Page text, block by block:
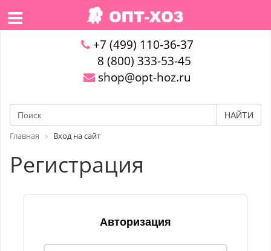
+7 (499) 110-36-37
8 (800) 333-53-45
shop@opt-hoz.ru
НАЙТИ
Главная Вход на сайт
Регистрация
Авторизация